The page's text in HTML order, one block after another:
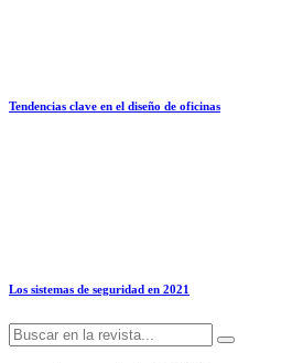
Tendencias clave en el diseño de oficinas
Los sistemas de seguridad en 2021